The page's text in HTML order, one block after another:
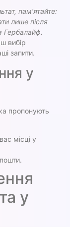
пам’ятайте:
лише після
Гербалайф.
вибір
запити.
у
пропонують
місці у
у